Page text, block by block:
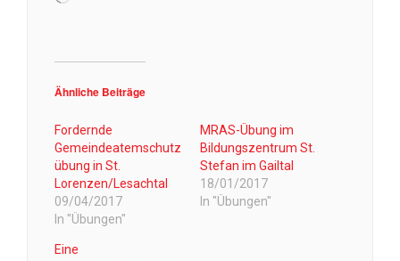
Ähnliche Beiträge
Fordernde
Gemeindeatemschutz
übung in St.
Lorenzen/Lesachtal
09/04/2017
In "Übungen"
MRAS-Übung im
Bildungszentrum St.
Stefan im Gailtal
18/01/2017
In "Übungen"
Eine